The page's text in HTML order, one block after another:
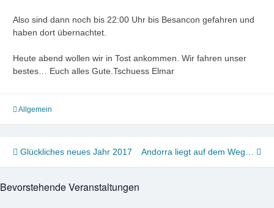
Also sind dann noch bis 22:00 Uhr bis Besancon gefahren und
haben dort übernachtet.
Heute abend wollen wir in Tost ankommen. Wir fahren unser
bestes… Euch alles Gute.Tschuess Elmar
Allgemein
Beitragsnavigation
Glückliches neues Jahr 2017 Andorra liegt auf dem Weg…
Bevorstehende Veranstaltungen